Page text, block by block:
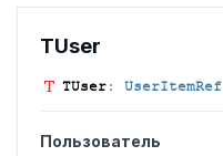
TUser
TUser: UserItemRef
Пользователь